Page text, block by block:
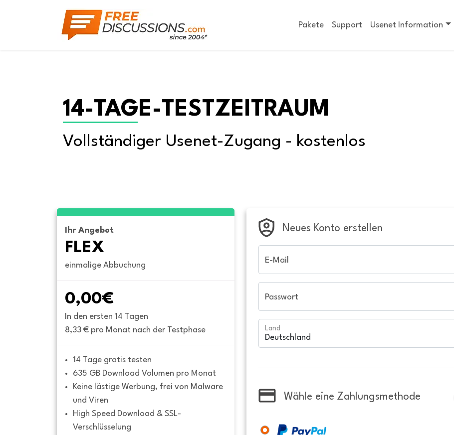
Pakete Support Usenet Information
14-TAGE-TESTZEITRAUM
Vollständiger Usenet-Zugang - kostenlos
Ihr Angebot
FLEX
einmalige Abbuchung
0,00€
In den ersten 14 Tagen
8,33 € pro Monat nach der Testphase
14 Tage gratis testen
635 GB Download Volumen pro Monat
Keine lästige Werbung, frei von Malware
und Viren
High Speed Download & SSL-
Verschlüsselung
Neues Konto erstellen
E-Mail
Passwort
Land
Wähle eine Zahlungsmethode